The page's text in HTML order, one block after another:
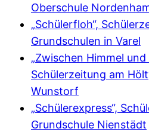
Oberschule
„Schülerfloh“,
Grundschulen in Varel
„Zwischen Himmel und
Schülerzeitung am
Wunstorf
„Schülerexpress“,
Grundschule Nienstädt